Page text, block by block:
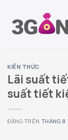
đến
KIẾN THỨC
Lãi suất
suất tiết
ĐĂNG TRÊN THÁNG 8